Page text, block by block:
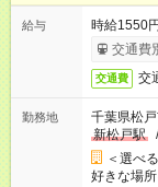
給与
時給1550
交通費
交通費 交
勤務地
千葉県松
新松戸駅
＜選べ
好きな場所